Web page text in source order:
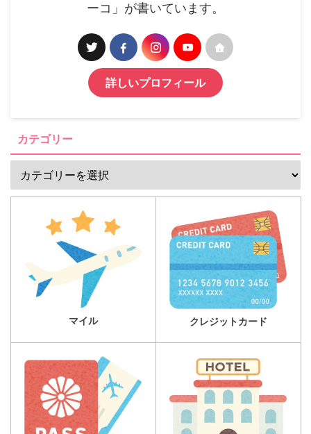
ーコ」が書いています。
詳しいプロフィール
カテゴリー
マイル クレジットカード